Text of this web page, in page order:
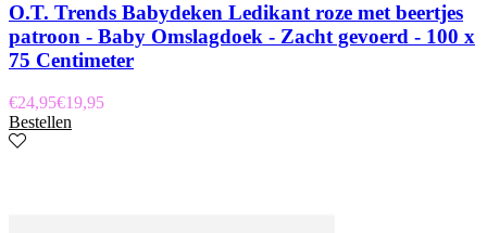
O.T. Trends Babydeken Ledikant roze met beertjes
patroon - Baby Omslagdoek - Zacht gevoerd - 100 x
75 Centimeter
€24,95€19,95
Bestellen